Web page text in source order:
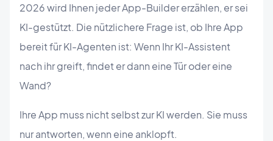
2026 wird Ihnen jeder App-Builder erzählen, er sei
KI-gestützt. Die nützlichere Frage ist, ob Ihre App
bereit für KI-Agenten ist: Wenn Ihr KI-Assistent
nach ihr greift, findet er dann eine Tür oder eine
Wand?
Ihre App muss nicht selbst zur KI werden. Sie muss
nur antworten, wenn eine anklopft.